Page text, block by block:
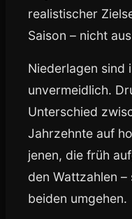
realistischer
Saison – nicht
Niederlagen sind
unvermeidlich.
Unterschied
Jahrzehnte auf
jenen, die früh
den Wattzahlen
beiden umgehen.